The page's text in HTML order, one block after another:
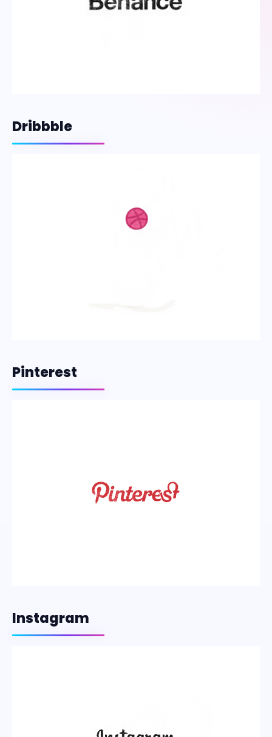
Dribbble
Pinterest
Instagram